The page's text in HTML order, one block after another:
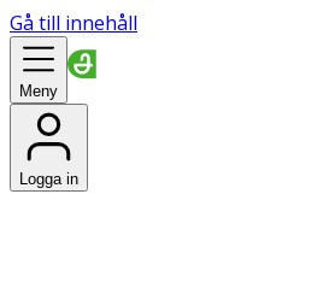
Gå till innehåll
Meny
Logga in